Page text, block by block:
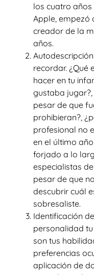
los cuatro años
Apple, empezó
creador de la
años.
recordar. ¿Qué
hacer en tu
gustaba jugar?,
pesar de que
prohibieran?,
profesional no
en el último
forjado a lo
especialistas
pesar de que
descubrir cuál
sobresaliste.
Identificación
personalidad
son tus
preferencias
aplicación de